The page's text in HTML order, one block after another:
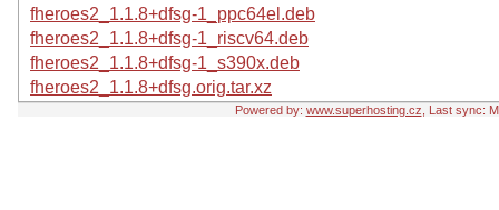
fheroes2_1.1.8+dfsg-1_ppc64el.deb
fheroes2_1.1.8+dfsg-1_riscv64.deb
fheroes2_1.1.8+dfsg-1_s390x.deb
fheroes2_1.1.8+dfsg.orig.tar.xz
Powered by: www.superhosting.cz , Last sync: